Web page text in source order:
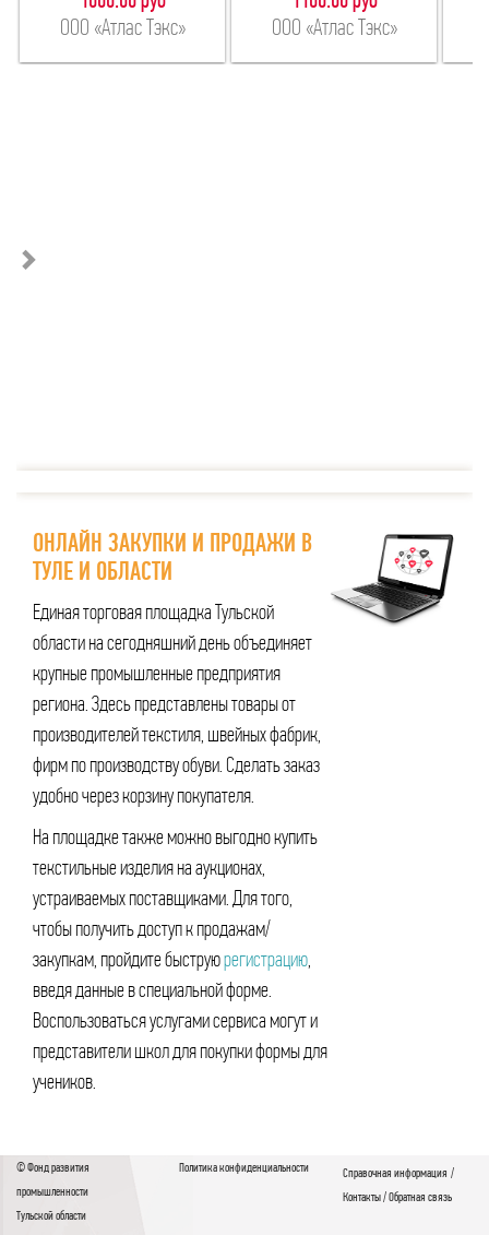
ООО «Атлас Тэкс»
ООО «Атлас Тэкс»
ОНЛАЙН ЗАКУПКИ И ПРОДАЖИ В
ТУЛЕ И ОБЛАСТИ
Единая торговая площадка Тульской
области на сегодняшний день объединяет
крупные промышленные предприятия
региона. Здесь представлены товары от
производителей текстиля, швейных фабрик,
фирм по производству обуви. Сделать заказ
удобно через корзину покупателя.
На площадке также можно выгодно купить
текстильные изделия на аукционах,
устраиваемых поставщиками. Для того,
чтобы получить доступ к продажам/
закупкам, пройдите быструюрегистрацию,
введя данные в специальной форме.
Воспользоваться услугами сервиса могут и
представители школ для покупки формы для
учеников.
© Фонд развития
промышленности
Тульской области
Политика конфиденциальности Справочная информация /
Контакты/Обратная связь